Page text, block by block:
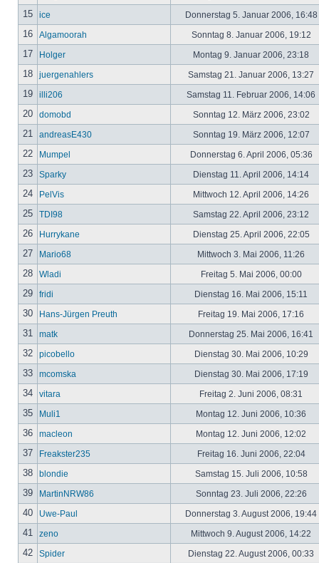
15 ice Donnerstag 5. Januar 2006, 16:48
16 Algamoorah Sonntag 8. Januar 2006, 19:12
17 Holger Montag 9. Januar 2006, 23:18
18 juergenahlers Samstag 21. Januar 2006, 13:27
19 illi206 Samstag 11. Februar 2006, 14:06
20 domobd Sonntag 12. März 2006, 23:02
21 andreasE430 Sonntag 19. März 2006, 12:07
22 Mumpel Donnerstag 6. April 2006, 05:36
23 Sparky Dienstag 11. April 2006, 14:14
24 PelVis Mittwoch 12. April 2006, 14:26
25 TDI98 Samstag 22. April 2006, 23:12
26 Hurrykane Dienstag 25. April 2006, 22:05
27 Mario68 Mittwoch 3. Mai 2006, 11:26
28 Wladi Freitag 5. Mai 2006, 00:00
29 fridi Dienstag 16. Mai 2006, 15:11
30 Hans-Jürgen Preuth Freitag 19. Mai 2006, 17:16
31 matk Donnerstag 25. Mai 2006, 16:41
32 picobello Dienstag 30. Mai 2006, 10:29
33 mcomska Dienstag 30. Mai 2006, 17:19
34 vitara Freitag 2. Juni 2006, 08:31
35 Muli1 Montag 12. Juni 2006, 10:36
36 macleon Montag 12. Juni 2006, 12:02
37 Freakster235 Freitag 16. Juni 2006, 22:04
38 blondie Samstag 15. Juli 2006, 10:58
39 MartinNRW86 Sonntag 23. Juli 2006, 22:26
40 Uwe-Paul Donnerstag 3. August 2006, 19:44
41 zeno Mittwoch 9. August 2006, 14:22
42 Spider Dienstag 22. August 2006, 00:33